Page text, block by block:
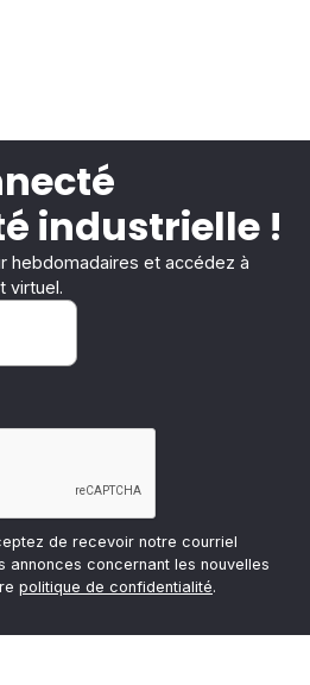
industrielle !
hebdomadaires et accédez à
virtuel.
de recevoir notre courriel
annonces concernant les nouvelles
politique de confidentialité.